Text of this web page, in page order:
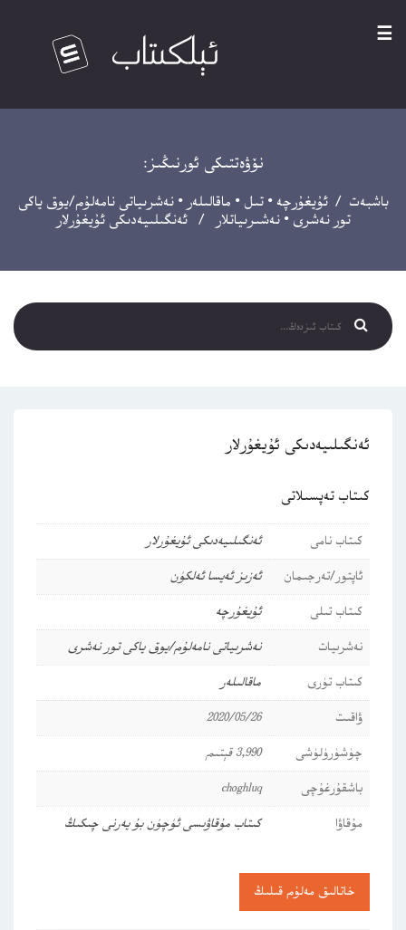
☰
نۆۋەتتىكى ئورنىڭىز:
باشبەت /ئۇيغۇرچە •تىل • ماقالىلەر •نەشرىياتى نامەلۇم/يوق ياكى
تور نەشرى •نەشىرىياتلار / ئەنگىلىيەدىكى ئۇيغۇرلار
ئەنگىلىيەدىكى ئۇيغۇرلار
كىتاب تەپسىلاتى
كىتاب نامى
ئەنگىلىيەدىكى ئۇيغۇرلار
ئاپتور/تەرجىمان
ئەزىز ئەيسا ئەلكۈن
كىتاب تىلى
ئۇيغۇرچە
نەشرىيات
نەشرىياتى نامەلۇم/يوق ياكى تور نەشرى
كىتاب تۈرى
ماقالىلەر
ۋاقىت
2020/05/26
چۈشۈرۈلۈشى
3,990 قېتىم
باشقۇرغۇچى
choghluq
مۇقاۋا
كىتاب مۇقاۋىسى ئۈچۈن بۇ يەرنى چىكىڭ
خاتالىق مەلۇم قىلىڭ